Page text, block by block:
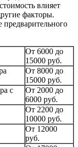
влияет
факторы.
От 6000 до
15000 руб.
От 8000 до
15000 руб.
с
От 2000 до
6000 руб.
От 2200 до
10000 руб.
От 12000
руб.